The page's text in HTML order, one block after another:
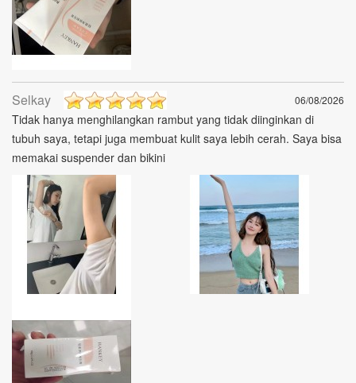
Selkay 06/08/2026
Tidak hanya menghilangkan rambut yang tidak diinginkan di
tubuh saya, tetapi juga membuat kulit saya lebih cerah. Saya bisa
memakai suspender dan bikini